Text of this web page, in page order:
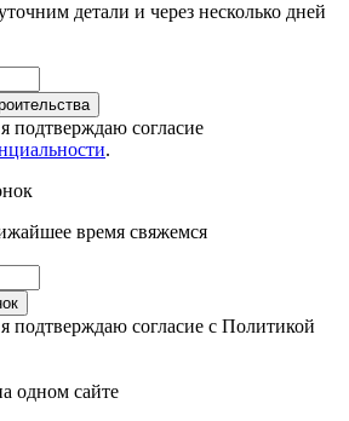
детали и через несколько дней
подтверждаю согласие
.
время свяжемся
подтверждаю согласие с Политикой
одном сайте